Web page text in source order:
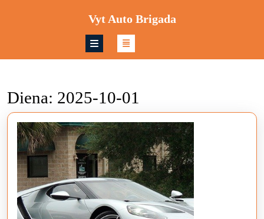
Vyt Auto Brigada
Diena: 2025-10-01